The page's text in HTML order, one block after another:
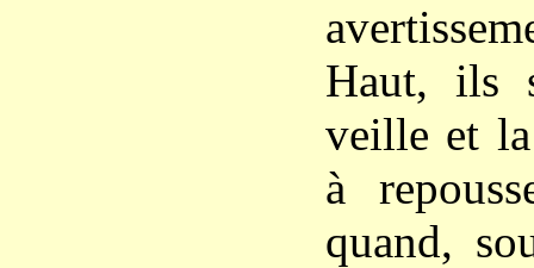
Haut, ils
veille et
à
quand,